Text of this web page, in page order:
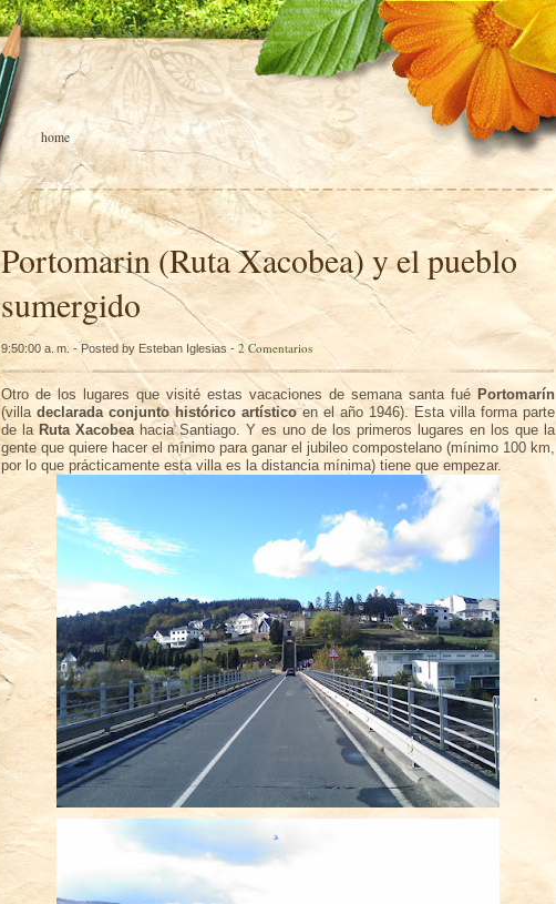
home
Portomarin (Ruta Xacobea) y el pueblo
sumergido
9:50:00 a. m. - Posted by Esteban Iglesias - 2 Comentarios
Otro de los lugares que visité estas vacaciones de semana santa fué Portomarín
(villa declarada conjunto histórico artísticoen el año 1946). Esta villa forma parte
de la Ruta Xacobeahacia Santiago. Y es uno de los primeros lugares en los que la
gente que quiere hacer el mínimo para ganar el jubileo compostelano (mínimo 100 km,
por lo que prácticamente esta villa es la distancia mínima) tiene que empezar.